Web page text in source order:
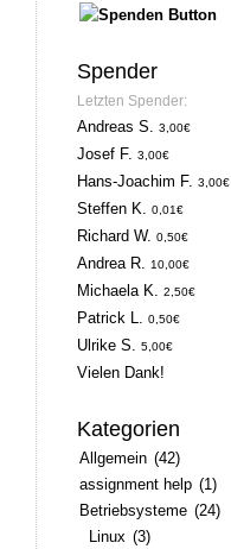
Spender
Letzten Spender:
Andreas S. 3,00€
Josef F. 3,00€
Hans-Joachim F. 3,00€
Steffen K. 0,01€
Richard W. 0,50€
Andrea R. 10,00€
Michaela K. 2,50€
Patrick L. 0,50€
Ulrike S. 5,00€
Vielen Dank!
Kategorien
Allgemein (42)
assignment help (1)
Betriebsysteme (24)
Linux (3)